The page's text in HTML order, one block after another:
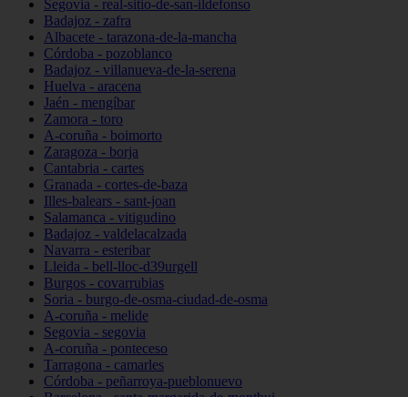
Segovia - real-sitio-de-san-ildefonso
Badajoz - zafra
Albacete - tarazona-de-la-mancha
Córdoba - pozoblanco
Badajoz - villanueva-de-la-serena
Huelva - aracena
Jaén - mengíbar
Zamora - toro
A-coruña - boimorto
Zaragoza - borja
Cantabria - cartes
Granada - cortes-de-baza
Illes-balears - sant-joan
Salamanca - vitigudino
Badajoz - valdelacalzada
Navarra - esteribar
Lleida - bell-lloc-d39urgell
Burgos - covarrubias
Soria - burgo-de-osma-ciudad-de-osma
A-coruña - melide
Segovia - segovia
A-coruña - ponteceso
Tarragona - camarles
Córdoba - peñarroya-pueblonuevo